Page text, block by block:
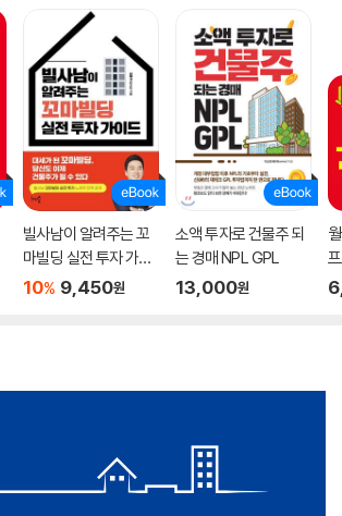
빌사남이 알려주는 꼬
마빌딩 실전 투자 가이
드
10% 9,450원
소액 투자로 건물주 되
는 경매 NPL GPL
13,000원